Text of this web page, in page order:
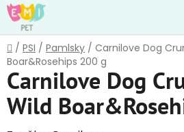
Přejít
na
obsah
Domů
/ PSI / Pamlsky / Carnilove Dog
Boar&Rosehips 200 g
Carnilove Dog
Wild